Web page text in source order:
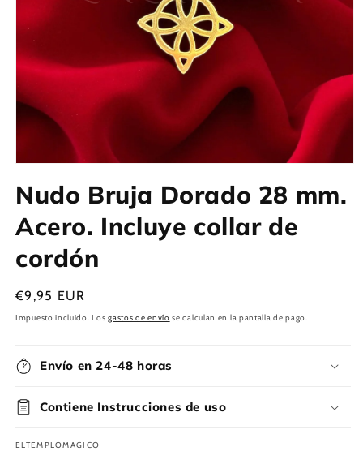
multimedia
1
en
una
modal
Nudo Bruja Dorado 28 mm.
Acero. Incluye collar de
cordón
Precio
habitual
€9,95 EUR
Impuesto incluido. Losgastos de envío se calculan en la pantalla de pago.
Envío en 24-48 horas
Contiene Instrucciones de uso
ELTEMPLOMAGICO